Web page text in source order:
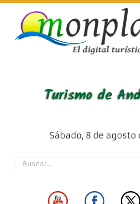
Skip
content
Sábado, 8 de agosto